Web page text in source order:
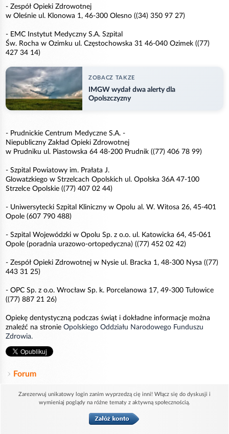
- Zespół Opieki Zdrowotnej
w Oleśnie ul. Klonowa 1, 46-300 Olesno ((34) 350 97 27)
- EMC Instytut Medyczny S.A. Szpital
Św. Rocha w Ozimku ul. Częstochowska 31 46-040 Ozimek ((77)
427 34 14)
ZOBACZ TAKZE
IMGW wydał dwa alerty dla
Opolszczyzny
- Prudnickie Centrum Medyczne S.A. -
Niepubliczny Zakład Opieki Zdrowotnej
w Prudniku ul. Piastowska 64 48-200 Prudnik ((77) 406 78 99)
- Szpital Powiatowy im. Prałata J.
Glowatzkiego w Strzelcach Opolskich ul. Opolska 36A 47-100
Strzelce Opolskie ((77) 407 02 44)
- Uniwersytecki Szpital Kliniczny w Opolu al. W. Witosa 26, 45-401
Opole (607 790 488)
- Szpital Wojewódzki w Opolu Sp. z o.o. ul. Katowicka 64, 45-061
Opole (poradnia urazowo-ortopedyczna) ((77) 452 02 42)
- Zespół Opieki Zdrowotnej w Nysie ul. Bracka 1, 48-300 Nysa ((77)
443 31 25)
- OPC Sp. z o.o. Wrocław Sp. k. Porcelanowa 17, 49-300 Tułowice
((77) 887 21 26)
Opiekę dentystyczną podczas świąt i dokładne informacje można
znaleźć na stronie Opolskiego Oddziału Narodowego Funduszu
Zdrowia.
Forum
Zarezerwuj unikatowy login zanim wyprzedzą cię inni! Włącz się do dyskusji i
wymieniaj poglądy na różne tematy z aktywną społecznością.